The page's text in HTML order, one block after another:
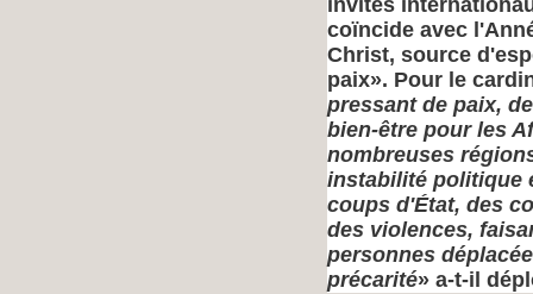
invités
coïncide avec
Christ, source
paix». Pour le
pressant de paix,
bien-être pour les
nombreuses
instabilité politique
coups d'État, des
des violences,
personnes
précarité» a-t-il